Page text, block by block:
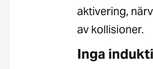
aktivering,
av kollisioner.
Inga